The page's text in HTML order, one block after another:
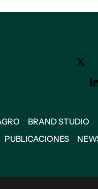
BRAND STUDIO
PUBLICACIONES